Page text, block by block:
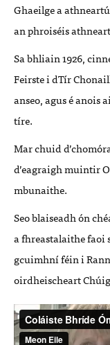
Ghaeilge a
an phroiséis
Sa bhliain 1926,
Feirste i dTír
anseo, agus é anois
tíre.
Mar chuid
d’eagraigh muintir
mbunaithe.
Seo blaiseadh ón
a fhreastalaithe faoi
gcuimhní féin i
oirdheischeart